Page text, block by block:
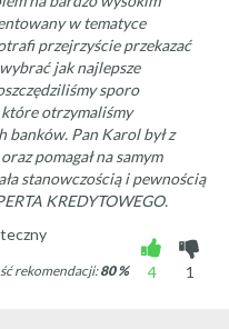
w tematyce
przejrzyście przekazać
jak najlepsze
sporo
otrzymaliśmy
Pan Karol był z
pomagał na samym
stanowczością i pewnością
KREDYTOWEGO.
4
1
rekomendacji:80%